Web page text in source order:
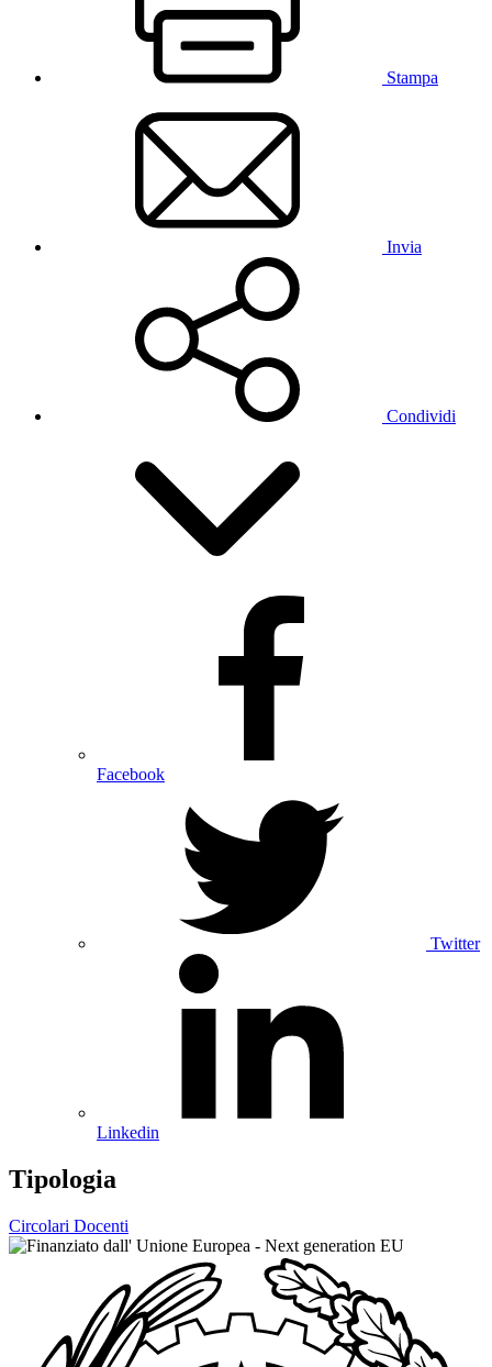
Stampa
Invia
Condividi
Facebook
Twitter
Linkedin
Tipologia
Circolari Docenti